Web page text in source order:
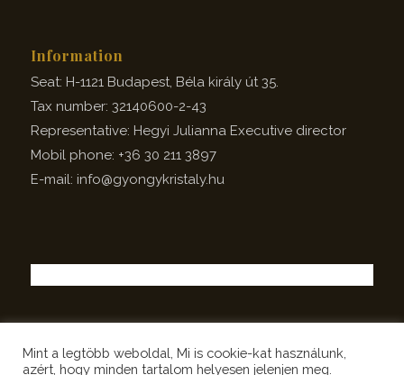
Information
Seat: H-1121 Budapest, Béla király út 35.
Tax number: 32140600-2-43
Representative: Hegyi Julianna Executive director
Mobil phone: +36 30 211 3897
E-mail: info@gyongykristaly.hu
Mint a legtöbb weboldal, Mi is cookie-kat használunk,
azért, hogy minden tartalom helyesen jelenjen meg.